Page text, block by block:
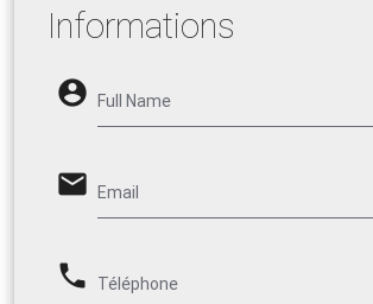
Informations
account_circle Full Name
email Email
phone Téléphone